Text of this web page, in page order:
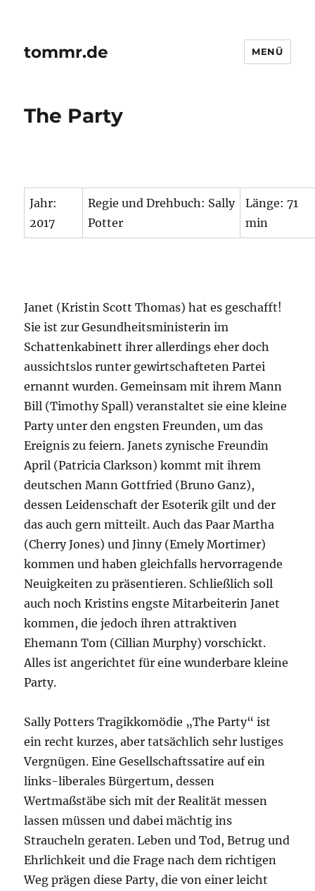
tommr.de MENÜ
The Party
Jahr:
2017
Regie und Drehbuch: Sally
Potter
Länge: 71
min
Janet (Kristin Scott Thomas) hat es geschafft!
Sie ist zur Gesundheitsministerin im
Schattenkabinett ihrer allerdings eher doch
aussichtslos runter gewirtschafteten Partei
ernannt wurden. Gemeinsam mit ihrem Mann
Bill (Timothy Spall) veranstaltet sie eine kleine
Party unter den engsten Freunden, um das
Ereignis zu feiern. Janets zynische Freundin
April (Patricia Clarkson) kommt mit ihrem
deutschen Mann Gottfried (Bruno Ganz),
dessen Leidenschaft der Esoterik gilt und der
das auch gern mitteilt. Auch das Paar Martha
(Cherry Jones) und Jinny (Emely Mortimer)
kommen und haben gleichfalls hervorragende
Neuigkeiten zu präsentieren. Schließlich soll
auch noch Kristins engste Mitarbeiterin Janet
kommen, die jedoch ihren attraktiven
Ehemann Tom (Cillian Murphy) vorschickt.
Alles ist angerichtet für eine wunderbare kleine
Party.
Sally Potters Tragikkomödie „The Party“ ist
ein recht kurzes, aber tatsächlich sehr lustiges
Vergnügen. Eine Gesellschaftssatire auf ein
links-liberales Bürgertum, dessen
Wertmaßstäbe sich mit der Realität messen
lassen müssen und dabei mächtig ins
Straucheln geraten. Leben und Tod, Betrug und
Ehrlichkeit und die Frage nach dem richtigen
Weg prägen diese Party, die von einer leicht